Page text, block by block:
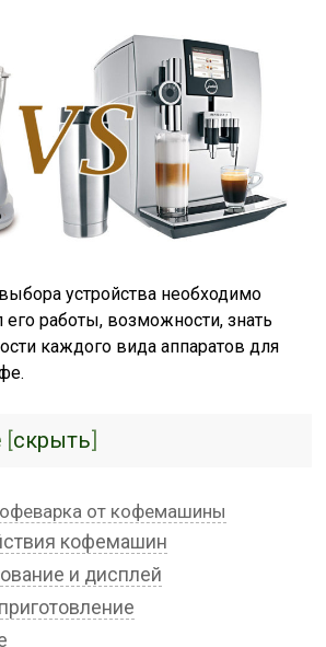
устройства необходимо
работы, возможности, знать
каждого вида аппаратов для
[скрыть]
от кофемашины
кофемашин
и дисплей